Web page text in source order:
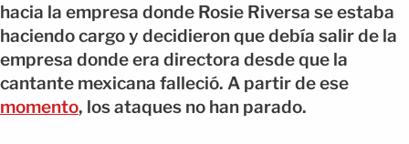
hacia la empresa donde Rosie Riversa se estaba
haciendo cargo y decidieron que debía salir de la
empresa donde era directora desde que la
cantante mexicana falleció. A partir de ese
momento, los ataques no han parado.